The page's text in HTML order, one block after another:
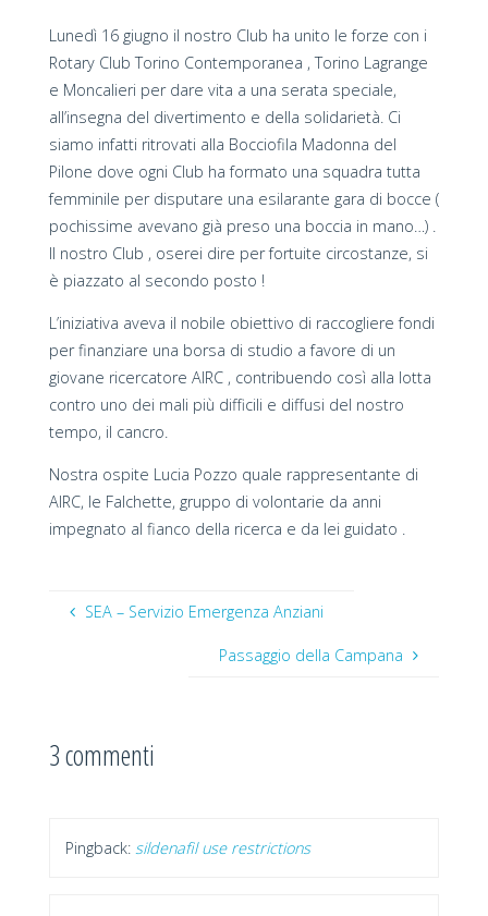
Lunedì 16 giugno il nostro Club ha unito le forze con i
Rotary Club Torino Contemporanea , Torino Lagrange
e Moncalieri per dare vita a una serata speciale,
all’insegna del divertimento e della solidarietà. Ci
siamo infatti ritrovati alla Bocciofila Madonna del
Pilone dove ogni Club ha formato una squadra tutta
femminile per disputare una esilarante gara di bocce (
pochissime avevano già preso una boccia in mano…) .
Il nostro Club , oserei dire per fortuite circostanze, si
è piazzato al secondo posto !
L’iniziativa aveva il nobile obiettivo di raccogliere fondi
per finanziare una borsa di studio a favore di un
giovane ricercatore AIRC , contribuendo così alla lotta
contro uno dei mali più difficili e diffusi del nostro
tempo, il cancro.
Nostra ospite Lucia Pozzo quale rappresentante di
AIRC, le Falchette, gruppo di volontarie da anni
impegnato al fianco della ricerca e da lei guidato .
SEA – Servizio Emergenza Anziani
Passaggio della Campana
3 commenti
Pingback:sildenafil use restrictions